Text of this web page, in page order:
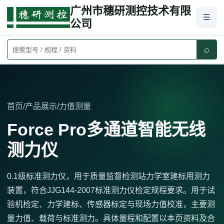
广州市穗研测控技术有限
公司
☰
⌕
首页/产品展示/力值测量
Force Pro多通道智能无线
测力仪
0.1级标准测力仪，用于质量监督检测站力学室建标用测力
装置，符合JJG144-2007标准测力仪检定规程要求。用于试
验机检定、力学建标、传感器标定与现场力值校准，主要测
量力值、载荷与标准测力。具体量程和配置以本页资料及合